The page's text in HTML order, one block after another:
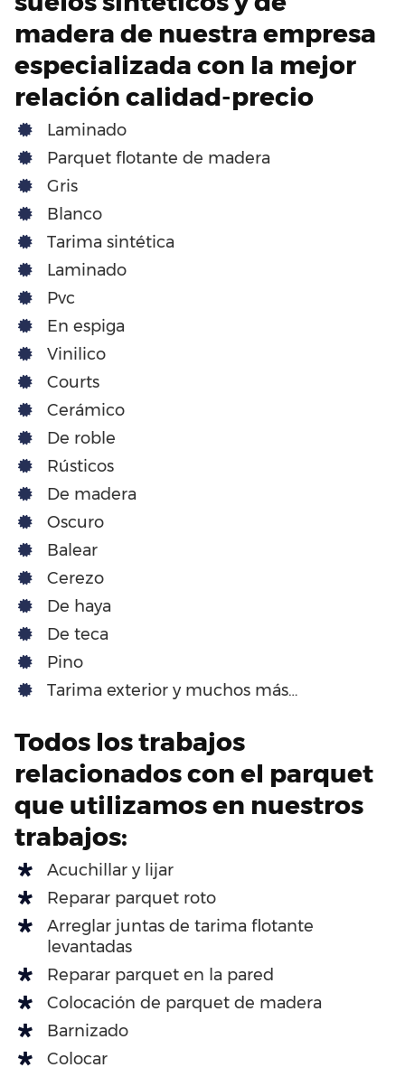
madera de nuestra empresa
especializada con la mejor
relación calidad-precio
Laminado
Parquet flotante de madera
Gris
Blanco
Tarima sintética
Laminado
Pvc
En espiga
Vinilico
Courts
Cerámico
De roble
Rústicos
De madera
Oscuro
Balear
Cerezo
De haya
De teca
Pino
Tarima exterior y muchos más…
Todos los trabajos
relacionados con el parquet
que utilizamos en nuestros
trabajos:
Acuchillar y lijar
Reparar parquet roto
Arreglar juntas de tarima flotante
levantadas
Reparar parquet en la pared
Colocación de parquet de madera
Barnizado
Colocar